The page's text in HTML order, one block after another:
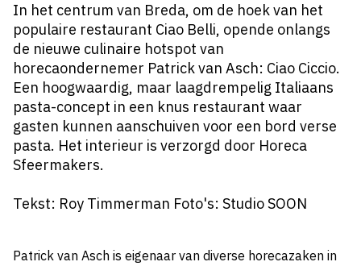
In het centrum van Breda, om de hoek van het
populaire restaurant Ciao Belli, opende onlangs
de nieuwe culinaire hotspot van
horecaondernemer Patrick van Asch: Ciao Ciccio.
Een hoogwaardig, maar laagdrempelig Italiaans
pasta-concept in een knus restaurant waar
gasten kunnen aanschuiven voor een bord verse
pasta. Het interieur is verzorgd door Horeca
Sfeermakers.
Tekst: Roy Timmerman Foto's: Studio SOON
Patrick van Asch is eigenaar van diverse horecazaken in